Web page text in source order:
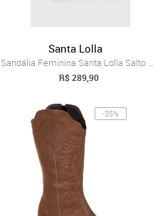
Santa Lolla
Sandália Feminina Santa Lolla Salto Médi...
R$ 289,90
-35%